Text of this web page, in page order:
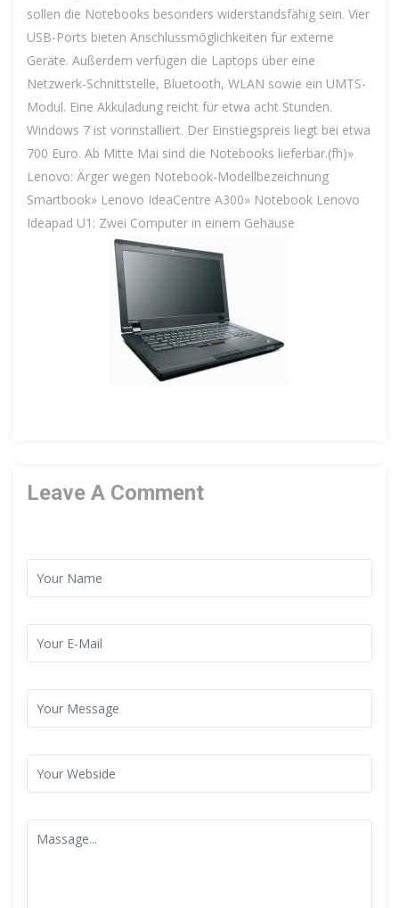
sollen die Notebooks besonders widerstandsfähig sein. Vier
USB-Ports bieten Anschlussmöglichkeiten für externe
Geräte. Außerdem verfügen die Laptops über eine
Netzwerk-Schnittstelle, Bluetooth, WLAN sowie ein UMTS-
Modul. Eine Akkuladung reicht für etwa acht Stunden.
Windows 7 ist vorinstalliert. Der Einstiegspreis liegt bei etwa
700 Euro. Ab Mitte Mai sind die Notebooks lieferbar.(fh)»
Lenovo: Ärger wegen Notebook-Modellbezeichnung
Smartbook» Lenovo IdeaCentre A300» Notebook Lenovo
Ideapad U1: Zwei Computer in einem Gehäuse
Leave A Comment